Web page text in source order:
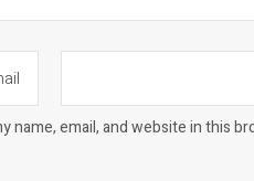
name, email, and website in this